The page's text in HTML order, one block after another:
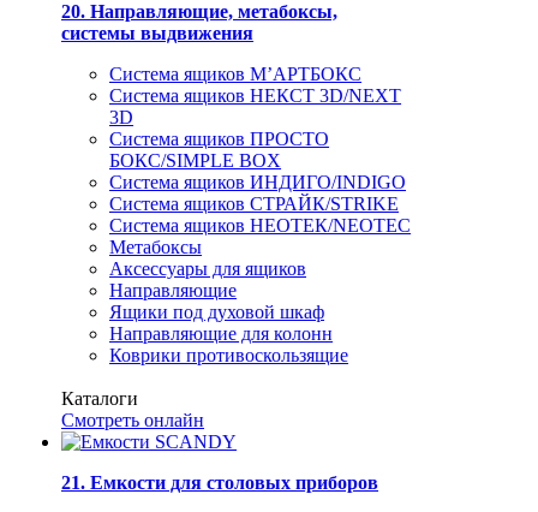
20. Направляющие, метабоксы,
системы выдвижения
Система ящиков М’АРТБОКС
Система ящиков НЕКСТ 3D/NEXT
3D
Система ящиков ПРОСТО
БОКС/SIMPLE BOX
Система ящиков ИНДИГО/INDIGO
Система ящиков СТРАЙК/STRIKE
Система ящиков НЕОТЕК/NEOTEC
Метабоксы
Аксессуары для ящиков
Направляющие
Ящики под духовой шкаф
Направляющие для колонн
Коврики противоскользящие
Каталоги
Смотреть онлайн
21. Емкости для столовых приборов